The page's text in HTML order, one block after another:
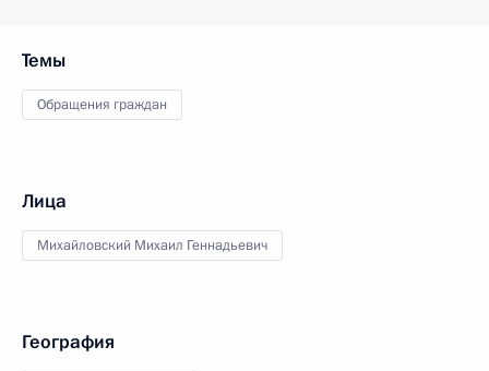
Темы
Обращения граждан
Лица
Михайловский Михаил Геннадьевич
География